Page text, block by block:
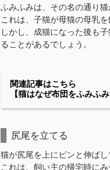
ふみふみは、その名の通り
これは、子猫が母猫の母乳を
しかし、成猫になった後も
ることがあるでしょう。
関連記事はこちら
【猫はなぜ布団をふみふ
尻尾を立てる
猫が尻尾を上にピンと伸ば
これは、飼い主の帰宅時にみ